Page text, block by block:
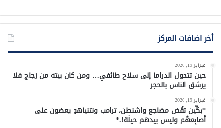
أخر اضافات المركز
فبراير 19, 2026
حين تتحول الدراما إلى سلاح طائفي… ومن كان بيته من زجاج فلا
يرشق الناس بالحجر
فبراير 19, 2026
*بكِّين تقُض مضاجع واشنطن، ترامب ونتنياهو يعضون على
أصابِعهُم وليس بيدهم حيلَة!.*